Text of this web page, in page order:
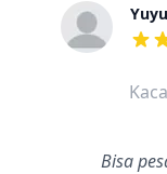
Bisa